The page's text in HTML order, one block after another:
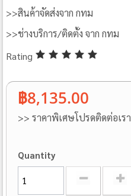
>>สินค้าจัดส่งจาก กทม
>>ช่างบริการ/ติดตั้ง จาก กทม
Rating
฿8,135.00
>> ราคาพิเศษโปรดติดต่อเรา
Quantity